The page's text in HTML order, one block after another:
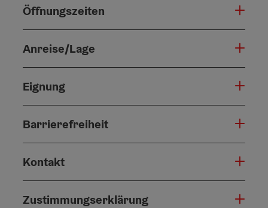
Öffnungszeiten
Anreise/Lage
Eignung
Barrierefreiheit
Kontakt
Zustimmungserklärung